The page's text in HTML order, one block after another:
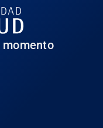
momento